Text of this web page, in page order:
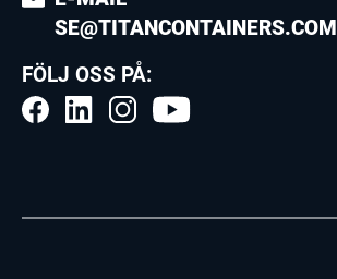
SE@TITANCONTAINERS.COM
FÖLJ OSS PÅ: